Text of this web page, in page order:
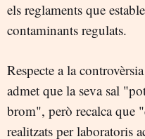
els reglaments que
contaminants regulats.
Respecte a la
admet que la seva sal
brom", però recalca que
realitzats per laboratoris